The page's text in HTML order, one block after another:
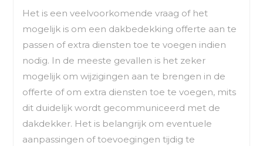
Het is een veelvoorkomende vraag of het
mogelijk is om een dakbedekking offerte aan te
passen of extra diensten toe te voegen indien
nodig. In de meeste gevallen is het zeker
mogelijk om wijzigingen aan te brengen in de
offerte of om extra diensten toe te voegen, mits
dit duidelijk wordt gecommuniceerd met de
dakdekker. Het is belangrijk om eventuele
aanpassingen of toevoegingen tijdig te